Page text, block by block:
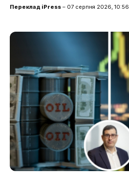
Переклад iPress – 07 серпня 2026, 10:56